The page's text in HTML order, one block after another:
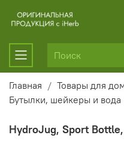
Главная Товары для
Бутылки, шейкеры и вода
HydroJug, Sport